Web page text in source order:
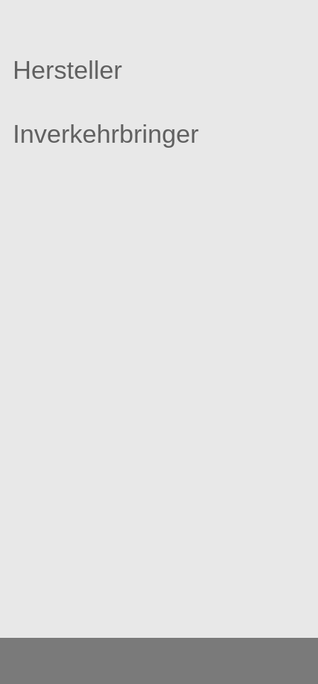
Hersteller
Inverkehrbringer